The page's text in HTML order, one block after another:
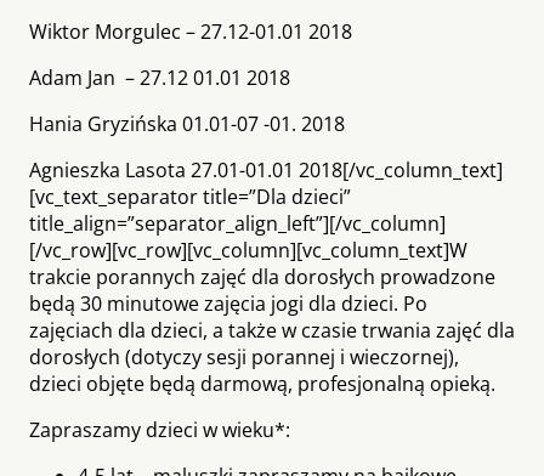
Wiktor Morgulec – 27.12-01.01 2018
Adam Jan – 27.12 01.01 2018
Hania Gryzińska 01.01-07 -01. 2018
Agnieszka Lasota 27.01-01.01 2018[/vc_column_text]
[vc_text_separator title=”Dla dzieci”
title_align=”separator_align_left”][/vc_column]
[/vc_row][vc_row][vc_column][vc_column_text]W
trakcie porannych zajęć dla dorosłych prowadzone
będą 30 minutowe zajęcia jogi dla dzieci. Po
zajęciach dla dzieci, a także w czasie trwania zajęć dla
dorosłych (dotyczy sesji porannej i wieczornej),
dzieci objęte będą darmową, profesjonalną opieką.
Zapraszamy dzieci w wieku*: